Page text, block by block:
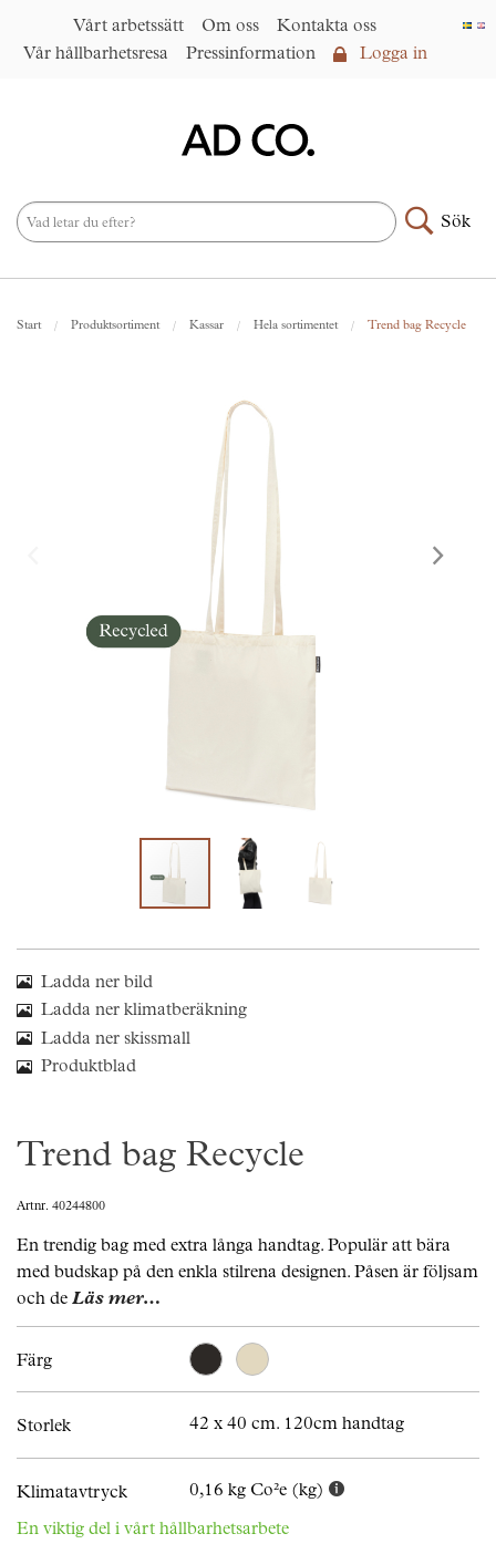
Vårt arbetssätt Om oss
Kontakta oss
Vår hållbarhetsresa
Pressinformation Logga in
Sök
Start Produktsortiment Kassar Hela sortimentet Trend bag Recycle
Ladda ner bild
Ladda ner klimatberäkning
Ladda ner skissmall
Produktblad
Trend bag Recycle
Artnr. 40244800
En trendig bag med extra långa handtag. Populär att bära
med budskap på den enkla stilrena designen. Påsen är följsam
och de Läs mer…
Färg
Storlek 42 x 40 cm. 120cm handtag
Klimatavtryck
0,16 kg Co²e (kg)
En viktig del i vårt hållbarhetsarbete
Om oss
Under samma paraply
AD CO. trading
Vår hållbarhetsresa
Skräddarsy kassar
Outlet
Pressinformation
Logga in